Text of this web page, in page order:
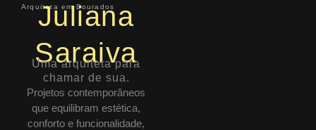
Arquiteta em Dourados
Juliana
Saraiva
Uma arquiteta para
chamar de sua.
Projetos contemporâneos
que equilibram estética,
conforto e funcionalidade,